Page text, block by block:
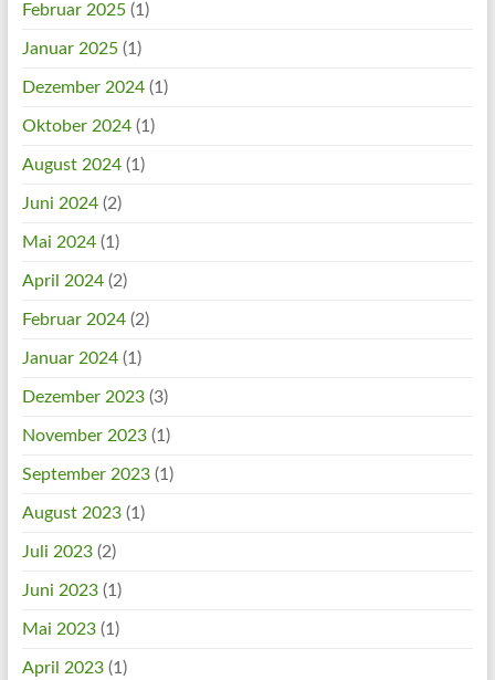
Februar 2025(1)
Januar 2025(1)
Dezember 2024(1)
Oktober 2024(1)
August 2024(1)
Juni 2024(2)
Mai 2024(1)
April 2024(2)
Februar 2024(2)
Januar 2024(1)
Dezember 2023(3)
November 2023(1)
September 2023(1)
August 2023(1)
Juli 2023(2)
Juni 2023(1)
Mai 2023(1)
April 2023(1)